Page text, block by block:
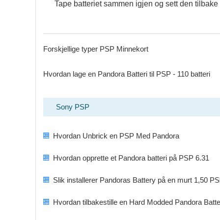
Tape batteriet sammen igjen og sett den tilbake
Forskjellige typer PSP Minnekort
Hvordan lage en Pandora Batteri til PSP - 110 batteri
Sony PSP
Hvordan Unbrick en PSP Med Pandora
Hvordan opprette et Pandora batteri på PSP 6.31
Slik installerer Pandoras Battery på en murt 1,50
Hvordan tilbakestille en Hard Modded Pandora